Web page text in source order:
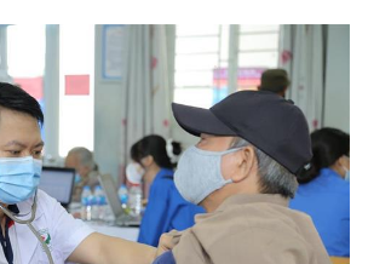
Phòng chống dịch bệnh